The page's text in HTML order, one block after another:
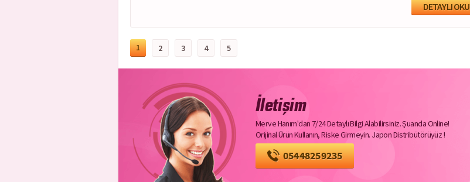
DETAYLI OKU
1 2 3 4 5
İletişim
Merve Hanım'dan 7/24 Detaylı Bilgi Alabilirsiniz. Şuanda Online!
Orijinal Ürün Kullanın, Riske Girmeyin. Japon Distribütörüyüz !
05448259235